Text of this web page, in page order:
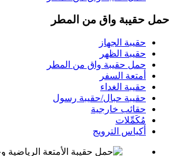
حمل حقيبة واق من المطر
حقيبة الجهاز
حقيبة الظهر
حمل حقيبة واق من المطر
أمتعة السفر
حقيبة الغداء
حقيبة حبال/حقيبة رسول
حقائب خارجية
مُكَمِّلات
أكياس الترويج